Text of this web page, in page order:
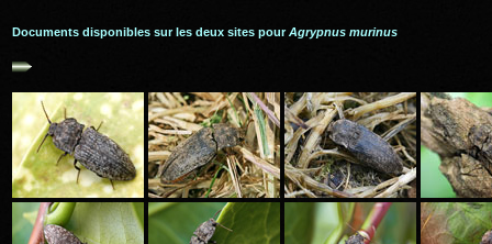
Documents disponibles sur les deux sites pourAgrypnus murinus